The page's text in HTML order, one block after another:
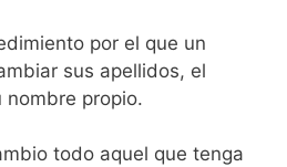
por el que un
sus apellidos, el
nombre propio.
todo aquel que tenga